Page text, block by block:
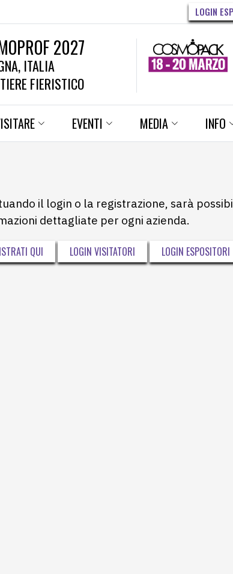
LOGIN
2027
ITALIA
FIERISTICO
EVENTI MEDIA INFO
il login o la registrazione, sarà
dettagliate per ogni azienda.
QUI LOGIN VISITATORI LOGIN ESPOSITORI